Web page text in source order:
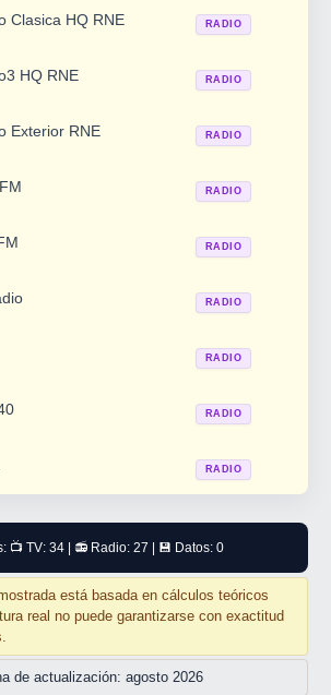
Clasica HQ RNE RADIO
HQ RNE RADIO
Exterior RNE RADIO
RADIO
RADIO
RADIO
RADIO
RADIO
RADIO
📺 TV: 34 | 📻 Radio: 27 | 💾 Datos: 0
está basada en cálculos teóricos
real no puede garantizarse con exactitud
de actualización: agosto 2026